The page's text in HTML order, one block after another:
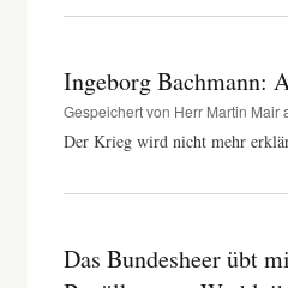
Ingeborg Bachmann:
Gespeichert von Herr Martin Mair
Der Krieg wird nicht mehr
Das Bundesheer übt